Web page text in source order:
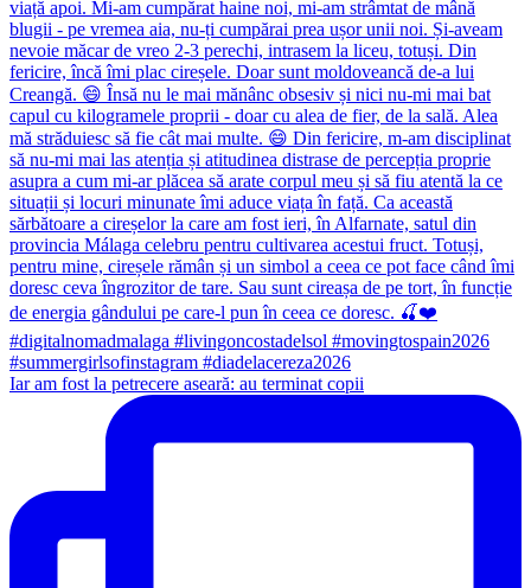
Iar am fost la petrecere aseară: au terminat copii